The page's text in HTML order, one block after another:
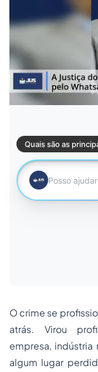
O crime se
atrás. Virou
empresa, indústria
algum lugar